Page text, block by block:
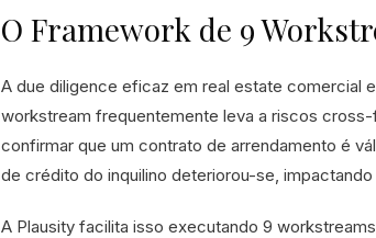
O Framework de 9
A due diligence eficaz em real estate comercial
workstream frequentemente leva a riscos
confirmar que um contrato de arrendamento é
de crédito do inquilino deteriorou-se,
A Plausity facilita isso executando 9